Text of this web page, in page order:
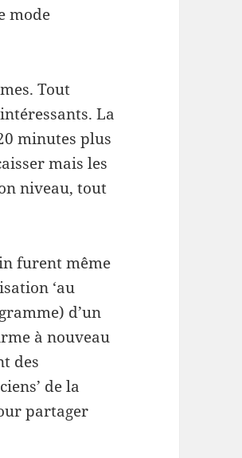
mode
Tout
La
minutes plus
mais les
niveau, tout
furent même
‘au
d’un
à nouveau
des
de la
partager